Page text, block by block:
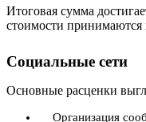
Итоговая сумма
стоимости принимаются
Социальные сети
Основные расценки
Организация